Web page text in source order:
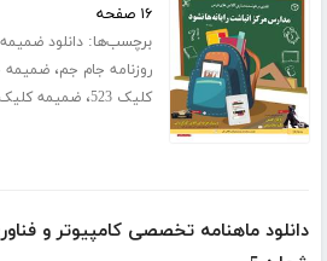
۱۶ صفحه
برچسب‌ها:دانلود
روزنامه جام جم،ضمیمه
کلیک 523
،ضمیمه کلیک
دانلود ماهنامه تخصصی کامپیوتر و